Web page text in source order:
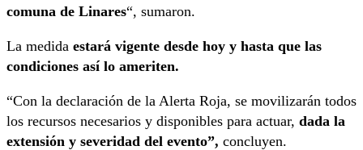
comuna de Linares“, sumaron.
La medida estará vigente desde hoy y hasta que las
condiciones así lo ameriten.
“Con la declaración de la Alerta Roja, se movilizarán todos
los recursos necesarios y disponibles para actuar, dada la
extensión y severidad del evento”, concluyen.